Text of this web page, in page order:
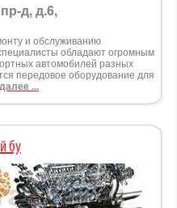
д, д.6,
и обслуживанию
обладают огромным
автомобилей разных
передовое оборудование для
далее ...
бу